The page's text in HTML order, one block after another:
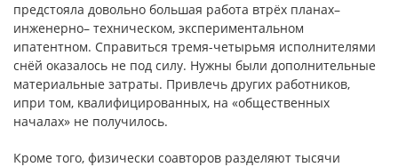
предстояла довольно большая работа втрёх планах–
инженерно– техническом, экспериментальном
ипатентном. Справиться тремя-четырьмя исполнителями
снёй оказалось не под силу. Нужны были дополнительные
материальные затраты. Привлечь других работников,
ипри том, квалифицированных, на «общественных
началах» не получилось.
Кроме того, физически соавторов разделяют тысячи